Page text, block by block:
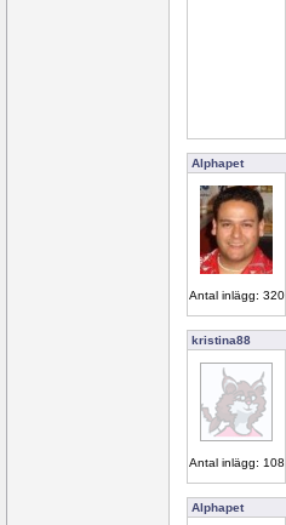
Alphapet
Antal inlägg: 320
kristina88
Antal inlägg: 108
Alphapet